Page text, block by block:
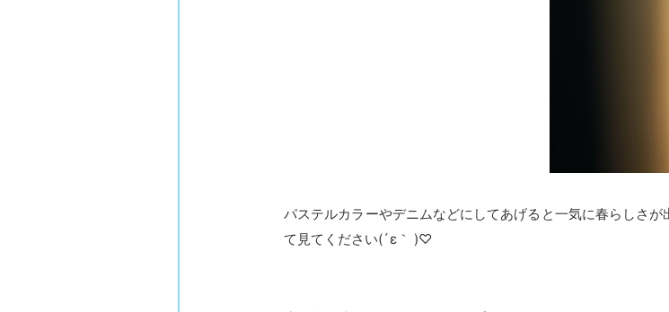
パステルカラーやデニムなどにしてあげると一気に春らしさ
て見てください(´ε｀ )♡